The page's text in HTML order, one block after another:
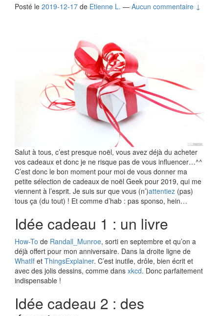
Posté le 2019-12-17 de Etienne L. — Aucun commentaire ↓
Salut à tous, c’est presque noël, vous avez déjà du acheter
vos cadeaux et donc je ne risque pas de vous influencer…^^
C’est donc le bon moment pour moi de vous donner ma
petite sélection de cadeaux de noël Geek pour 2019, qui me
viennent à l’esprit. Je suis sur que vous (n’)attentiez (pas)
tous ça (du tout) ! Et comme d’hab : pas sponso, hein…
Idée cadeau 1 : un livre
How-To de Randall_Munroe, sorti en septembre et qu’on a
déjà offert pour mon anniversaire. Dans la droite ligne de
WhatIf et ThingsExplainer. C’est inutile, drôle, bien écrit et
avec des jolis dessins, comme dans xkcd. Donc parfaitement
indispensable !
Idée cadeau 2 : des